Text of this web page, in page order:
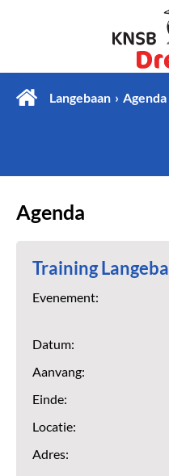
Langebaan Agenda
Agenda
Training
Evenement:
Datum:
Aanvang:
Einde:
Locatie:
Adres: